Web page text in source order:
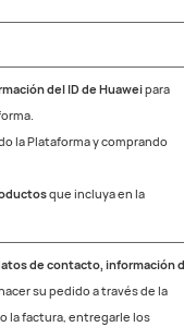
del ID de Huaweipara
la Plataforma y comprando
que incluya en la
de contacto, información
su pedido a través de la
la factura, entregarle los